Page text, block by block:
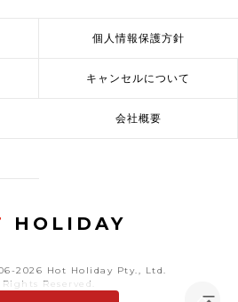
個人情報保護方針
キャンセルについて
会社概要
HOLIDAY
2026 Hot Holiday Pty., Ltd.
Reserved.